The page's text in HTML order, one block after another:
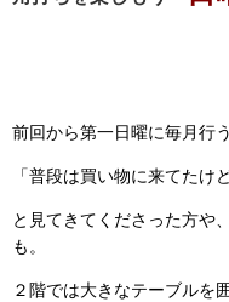
前回から第一日曜に毎月行
「普段は買い物に来てたけ
と見てきてくださった方や
も。
２階では大きなテーブルを